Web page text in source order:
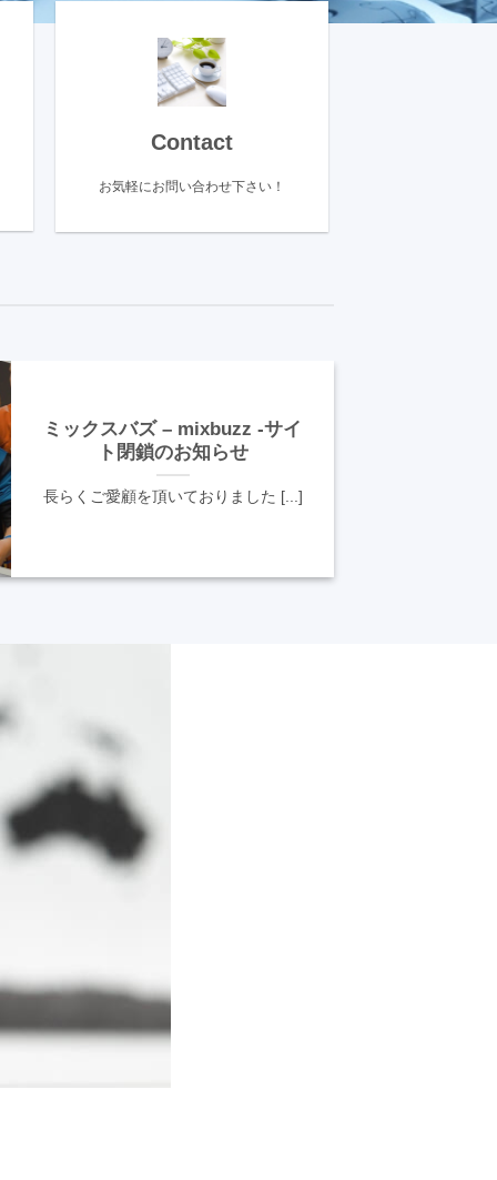
Contact
お気軽にお問い合わせ下さい！
ミックスバズ – mixbuzz -サイ
ト閉鎖のお知らせ
長らくご愛顧を頂いておりました [...]